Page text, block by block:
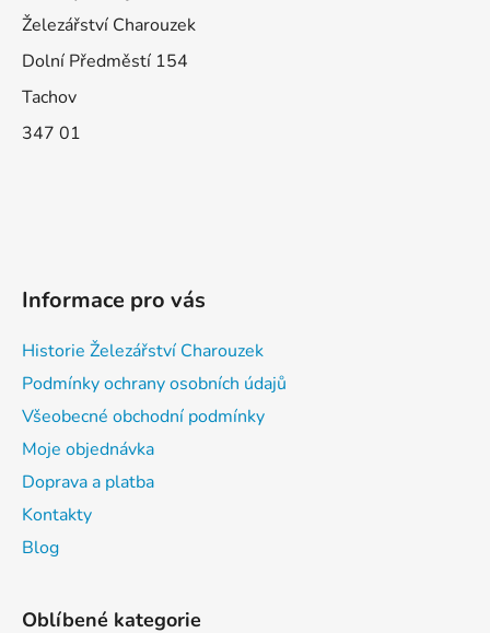
Železářství Charouzek
Dolní Předměstí 154
Tachov
347 01
Informace pro vás
Historie Železářství Charouzek
Podmínky ochrany osobních údajů
Všeobecné obchodní podmínky
Moje objednávka
Doprava a platba
Kontakty
Blog
Oblíbené kategorie